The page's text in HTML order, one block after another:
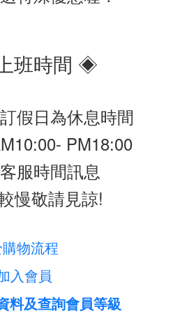
班時間 ◈
假日為休息時間
PM18:00
服時間訊息
慢敬請見諒!
物流程
入會員
料及查詢會員等級